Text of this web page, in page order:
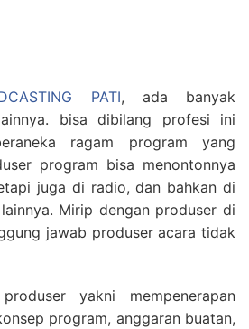
PATI, ada banyak
bisa dibilang profesi ini
ragam program yang
program bisa menontonnya
juga di radio, dan bahkan di
Mirip dengan produser di
jawab produser acara tidak
yakni mempenerapan
program, anggaran buatan,